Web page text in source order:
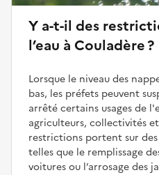
Y a-t-il des
l’eau à Couladère ?
Lorsque le niveau des
bas, les préfets peuvent
arrêté certains usages de
agriculteurs, collectivités
restrictions portent sur
telles que le remplissage
voitures ou l’arrosage des